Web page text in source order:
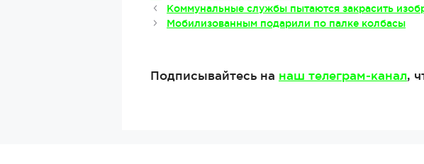
Коммунальные службы пытаются закрасить
Мобилизованным подарили по палке колбасы
Подписывайтесь на наш телеграм-канал,